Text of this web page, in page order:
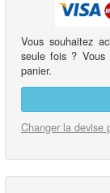
Vous souhaitez
seule fois ? Vous
panier.
Changer la devise